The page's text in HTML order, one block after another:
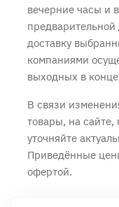
вечерние часы и
предварительной
доставку
компаниями
выходных в
В связи
товары, на сайте,
уточняйте
Приведённые
офертой.